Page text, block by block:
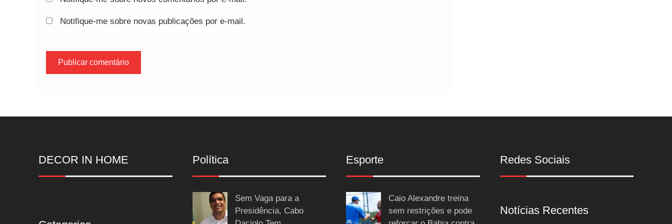
Notifique-me sobre novas publicações por e-mail.
DECOR IN HOME Política
Sem Vaga para a
Presidência, Cabo
Esporte
Caio Alexandre treina
sem restrições e pode
Redes Sociais
Notícias Recentes